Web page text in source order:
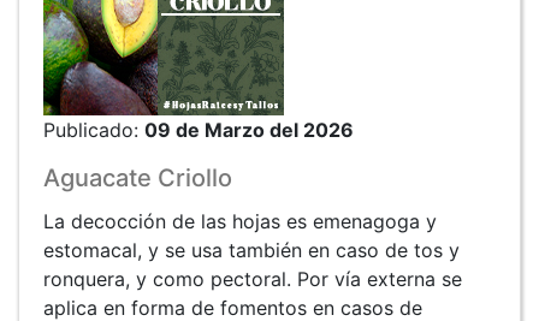
Publicado: 09 de Marzo del 2026
Aguacate Criollo
La decocción de las hojas es emenagoga y
estomacal, y se usa también en caso de tos y
ronquera, y como pectoral. Por vía externa se
aplica en forma de fomentos en casos de